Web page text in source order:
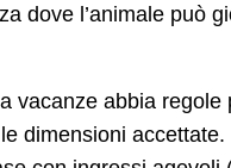
dove l’animale può
vacanze abbia regole
dimensioni accettate.